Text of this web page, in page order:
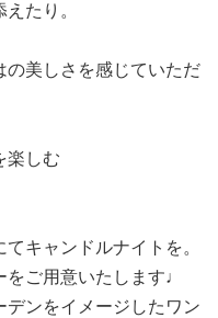
たり。
の美しさを感じていただ
楽しむ
キャンドルナイトを。
をご用意いたします♩
デンをイメージしたワン